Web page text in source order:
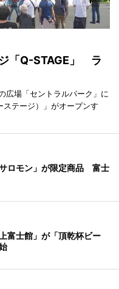
「Q-STAGE」 ラ
広場「セントラルパーク」に
テージ）」がオープンす
ロモン」が限定商品 富士
富士館」が「頂乾杯ビー